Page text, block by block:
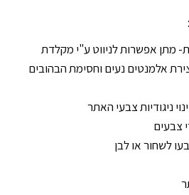
מתן אפשרות לניווט ע"י מקלדת
אלמנטים נעים וחסימת הבהובים
ניגודיות צבעי האתר
צבעים
לשחור או לבן